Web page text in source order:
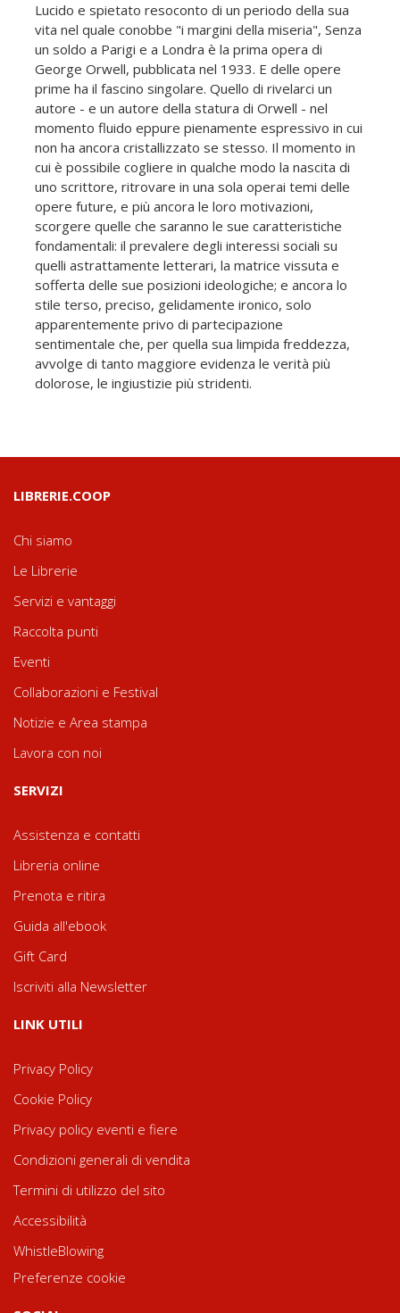
Lucido e spietato resoconto di un periodo della sua
vita nel quale conobbe "i margini della miseria", Senza
un soldo a Parigi e a Londra è la prima opera di
George Orwell, pubblicata nel 1933. E delle opere
prime ha il fascino singolare. Quello di rivelarci un
autore - e un autore della statura di Orwell - nel
momento fluido eppure pienamente espressivo in cui
non ha ancora cristallizzato se stesso. Il momento in
cui è possibile cogliere in qualche modo la nascita di
uno scrittore, ritrovare in una sola operai temi delle
opere future, e più ancora le loro motivazioni,
scorgere quelle che saranno le sue caratteristiche
fondamentali: il prevalere degli interessi sociali su
quelli astrattamente letterari, la matrice vissuta e
sofferta delle sue posizioni ideologiche; e ancora lo
stile terso, preciso, gelidamente ironico, solo
apparentemente privo di partecipazione
sentimentale che, per quella sua limpida freddezza,
avvolge di tanto maggiore evidenza le verità più
dolorose, le ingiustizie più stridenti.
LIBRERIE.COOP
Chi siamo
Le Librerie
Servizi e vantaggi
Raccolta punti
Eventi
Collaborazioni e Festival
Notizie e Area stampa
Lavora con noi
SERVIZI
Assistenza e contatti
Libreria online
Prenota e ritira
Guida all'ebook
Gift Card
Iscriviti alla Newsletter
LINK UTILI
Privacy Policy
Cookie Policy
Privacy policy eventi e fiere
Condizioni generali di vendita
Termini di utilizzo del sito
Accessibilità
WhistleBlowing
Preferenze cookie